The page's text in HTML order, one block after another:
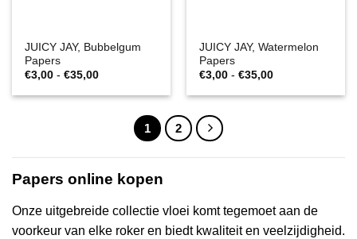
JUICY JAY, Bubbelgum
Papers
€3,00 - €35,00Prijsklasse:
tot
JUICY JAY, Watermelon
Papers
€3,00 - €35,00Prijsklasse:
tot
1 2
Papers online kopen
Onze uitgebreide collectie vloei komt tegemoet aan de
voorkeur van elke roker en biedt kwaliteit en veelzijdigheid.